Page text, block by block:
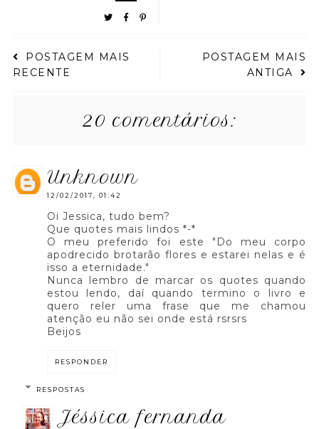
POSTAGEM MAIS
RECENTE
POSTAGEM MAIS
ANTIGA
20 comentários:
unknown
12/02/2017, 01:42
Oi Jessica, tudo bem?
Que quotes mais lindos *-*
O meu preferido foi este "Do meu corpo
apodrecido brotarão flores e estarei nelas e é
isso a eternidade."
Nunca lembro de marcar os quotes quando
estou lendo, daí quando termino o livro e
quero reler uma frase que me chamou
atenção eu não sei onde está rsrsrs
Beijos
RESPONDER
RESPOSTAS
jéssica fernanda